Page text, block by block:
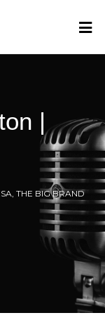
|
THE BIG BRAND